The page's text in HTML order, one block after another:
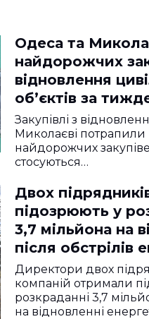
Одеса та
найдорожчих
відновлення
об’єктів за
Закупівлі з
Миколаєві потрапили
найдорожчих
стосуються…
Двох
підозрюють у
3,7 мільйона на
після обстрілів
Одещини
Директори двох
компаній отримали
розкраданні 3,7
на відновленні